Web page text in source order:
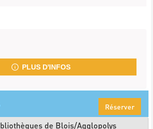
PLUS D'INFOS
Réserver
de Blois/Agglopolys